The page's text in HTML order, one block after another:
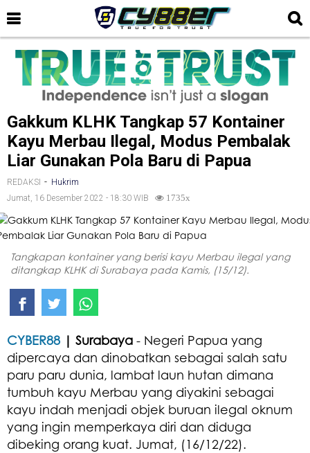
Gakkum KLHK Tangkap 57 Kontainer
Kayu Merbau Ilegal, Modus Pembalak
Liar Gunakan Pola Baru di Papua
REDAKSI - Hukrim
Jumat, 16 Desember 2022 - 18:30 WIB
1735x
Tangkapan kontainer yang berisi kayu Merbau ilegal yang
ditangkap KLHK di Surabaya pada Kamis, (15/12).
CYBER88 | Surabaya - Negeri Papua yang
dipercaya dan dinobatkan sebagai salah satu
paru paru dunia, lambat laun hutan dimana
tumbuh kayu Merbau yang diyakini sebagai
kayu indah menjadi objek buruan ilegal oknum
yang ingin memperkaya diri dan diduga
dibeking orang kuat. Jumat, (16/12/22).